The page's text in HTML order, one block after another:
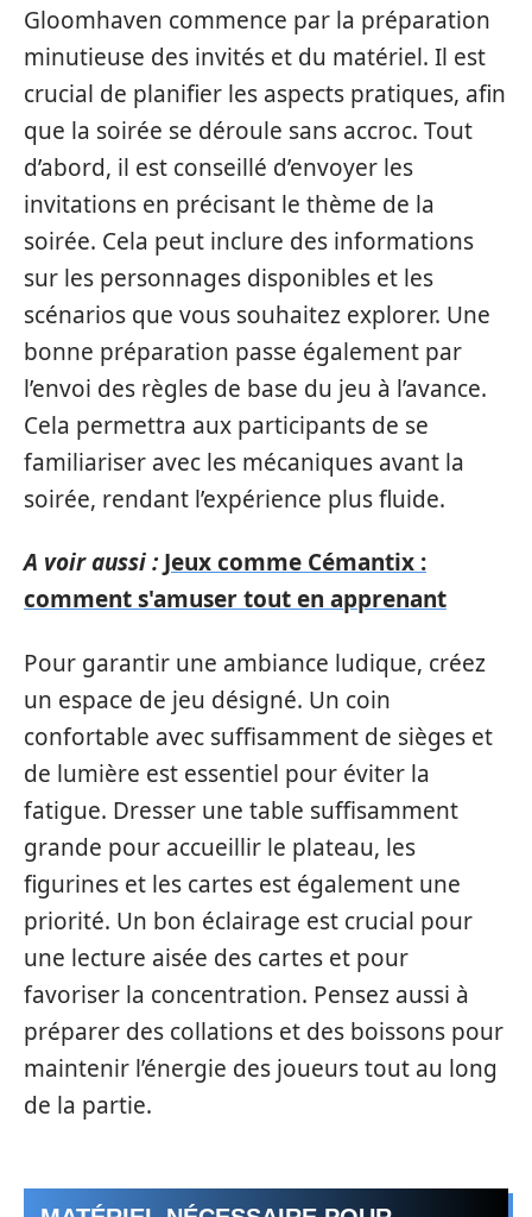
Gloomhaven commence par la préparation
minutieuse des invités et du matériel. Il est
crucial de planifier les aspects pratiques, afin
que la soirée se déroule sans accroc. Tout
d’abord, il est conseillé d’envoyer les
invitations en précisant le thème de la
soirée. Cela peut inclure des informations
sur les personnages disponibles et les
scénarios que vous souhaitez explorer. Une
bonne préparation passe également par
l’envoi des règles de base du jeu à l’avance.
Cela permettra aux participants de se
familiariser avec les mécaniques avant la
soirée, rendant l’expérience plus fluide.
A voir aussi : Jeux comme Cémantix :
comment s'amuser tout en apprenant
Pour garantir une ambiance ludique, créez
un espace de jeu désigné. Un coin
confortable avec suffisamment de sièges et
de lumière est essentiel pour éviter la
fatigue. Dresser une table suffisamment
grande pour accueillir le plateau, les
figurines et les cartes est également une
priorité. Un bon éclairage est crucial pour
une lecture aisée des cartes et pour
favoriser la concentration. Pensez aussi à
préparer des collations et des boissons pour
maintenir l’énergie des joueurs tout au long
de la partie.